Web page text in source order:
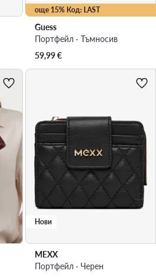
още 15% Код: LAST
Guess
Портфейл · Тъмносив
59,99€
Нови
MEXX
Портфейл · Черен